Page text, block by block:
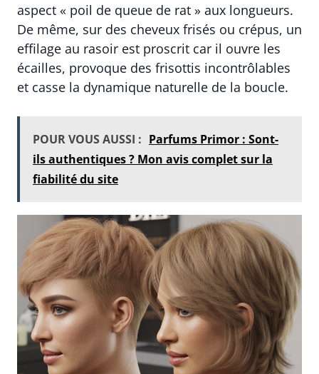
aspect « poil de queue de rat » aux longueurs.
De même, sur des cheveux frisés ou crépus, un
effilage au rasoir est proscrit car il ouvre les
écailles, provoque des frisottis incontrôlables
et casse la dynamique naturelle de la boucle.
POUR VOUS AUSSI : Parfums Primor : Sont-
ils authentiques ? Mon avis complet sur la
fiabilité du site